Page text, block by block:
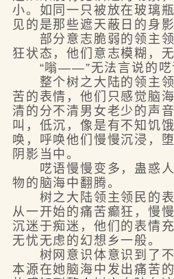
小。如同一只被放在玻璃
见的是那些遮天蔽日的身影
部分意志脆弱的领主领
狂状态，他们意志模糊，无
“嗡——”无法言说的呓
整个树之大陆的领主领
苦的表情，他们只感觉脑
清的分不清男女老少的声
叫，低沉，像是有不知饥
唤，呼唤他们慢慢沉浸，
阴影当中。
呓语慢慢变多，蛊惑人
物的脑海中翻腾。
树之大陆领主领民的表
从一开始的痛苦癫狂，慢
沉迷于痴迷，他们的表情
无忧无虑的幻想乡一般。
树网意识体意识到了不
本源在她脑海中发出痛苦